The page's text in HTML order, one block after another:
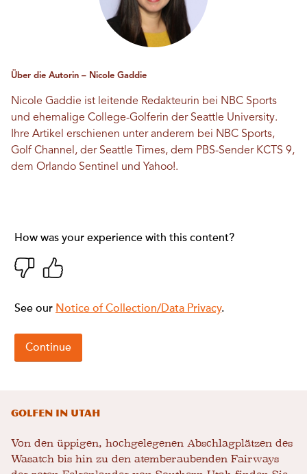
Über die Autorin – Nicole Gaddie
Nicole Gaddie ist leitende Redakteurin bei NBC Sports
und ehemalige College-Golferin der Seattle University.
Ihre Artikel erschienen unter anderem bei NBC Sports,
Golf Channel, der Seattle Times, dem PBS-Sender KCTS 9,
dem Orlando Sentinel und Yahoo!.
Golfen in Utah
Von den üppigen, hochgelegenen Abschlagplätzen des
Wasatch bis hin zu den atemberaubenden Fairways